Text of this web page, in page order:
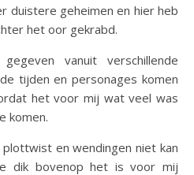
duistere geheimen en hier heb
het oor gekrabd.
vanuit verschillende
tijden en personages komen
het voor mij wat veel was
komen.
en wendingen niet kan
dik bovenop het is voor mij